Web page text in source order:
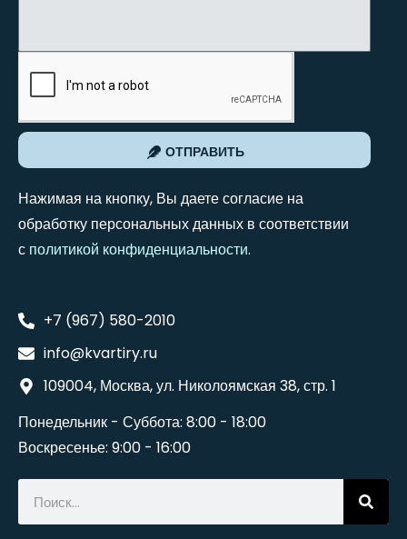
ОТПРАВИТЬ
Нажимая на кнопку, Вы даете согласие на
обработку персональных данных в соответствии
с политикой конфиденциальности.
+7 (967) 580-2010
info@kvartiry.ru
109004, Москва, ул. Николоямская 38, стр. 1
Понедельник - Суббота: 8:00 - 18:00
Воскресенье: 9:00 - 16:00